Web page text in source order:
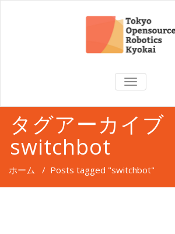
TOGGLE
NAVIGATION
タグアーカイブ
switchbot
ホーム / Posts tagged "switchbot"